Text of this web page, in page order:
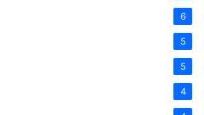
6
5
5
4